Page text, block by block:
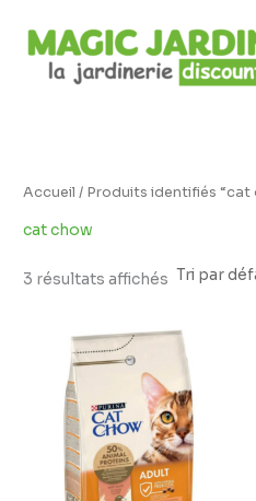
contenu
i
l
Accueil / Produits identifiés “cat
cat chow
3 résultats affichés